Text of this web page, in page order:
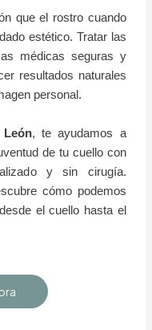
que el rostro cuando
estético. Tratar las
médicas seguras y
resultados naturales
personal.
, te ayudamos a
de tu cuello con
y sin cirugía.
cómo podemos
el cuello hasta el